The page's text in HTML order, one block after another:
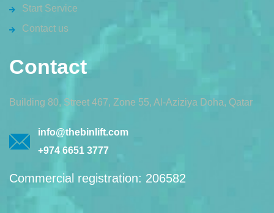
Start Service
Contact us
Contact
Building 80, Street 467, Zone 55, Al-Aziziya Doha, Qatar
info@thebinlift.com
+974 6651 3777
Commercial registration: 206582